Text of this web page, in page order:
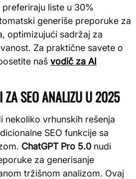
liste u 30%
generiše preporuke za
optimizujući sadržaj za
Za praktične savete o
naš vodič za AI
ZA SEO ANALIZU U 2025
nekoliko vrhunskih rešenja
SEO funkcije sa
ChatGPT Pro 5.0 nudi
za generisanje
tržišnom analizom. Ovaj